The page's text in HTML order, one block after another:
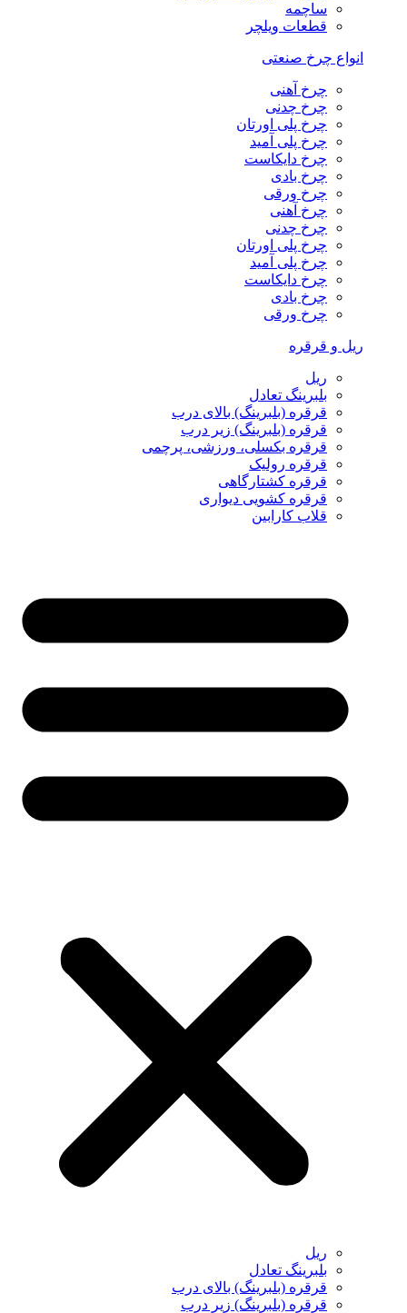
ساچمه
قطعات ویلچر
انواع چرخ صنعتی
چرخ آهنی
چرخ چدنی
چرخ پلی اورتان
چرخ پلی آمید
چرخ دایکاست
چرخ بادی
چرخ ورقی
چرخ آهنی
چرخ چدنی
چرخ پلی اورتان
چرخ پلی آمید
چرخ دایکاست
چرخ بادی
چرخ ورقی
ریل و قرقره
ریل
بلبرینگ تعادل
قرقره (بلبرینگ) بالای درب
قرقره (بلبرینگ) زیر درب
قرقره بکسلی، ورزشی، پرچمی
قرقره رولیک
قرقره کشتارگاهی
قرقره کشویی دیواری
قلاب کارابین
ریل
بلبرینگ تعادل
قرقره (بلبرینگ) بالای درب
قرقره (بلبرینگ) زیر درب